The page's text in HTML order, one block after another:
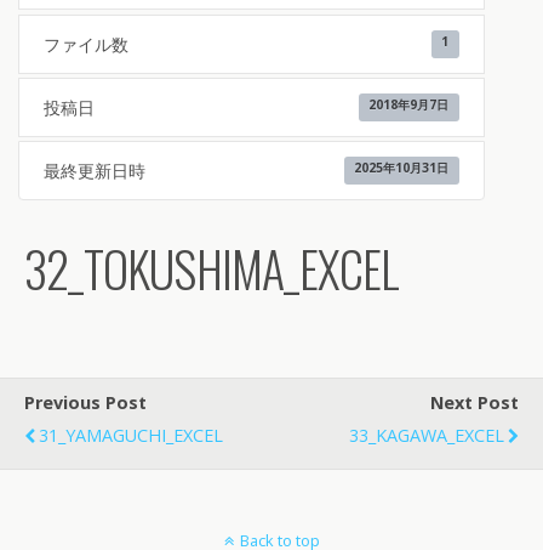
ファイル数 1
投稿日 2018年9月7日
最終更新日時 2025年10月31日
32_TOKUSHIMA_EXCEL
Previous Post
31_YAMAGUCHI_EXCEL
Next Post
33_KAGAWA_EXCEL
Back to top